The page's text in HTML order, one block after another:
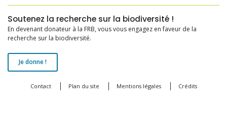
Soutenez la recherche sur la biodiversité !
En devenant donateur à la FRB, vous vous engagez en faveur de la
recherche sur la biodiversité.
Je donne !
Contact Plan du site Mentions légales Crédits